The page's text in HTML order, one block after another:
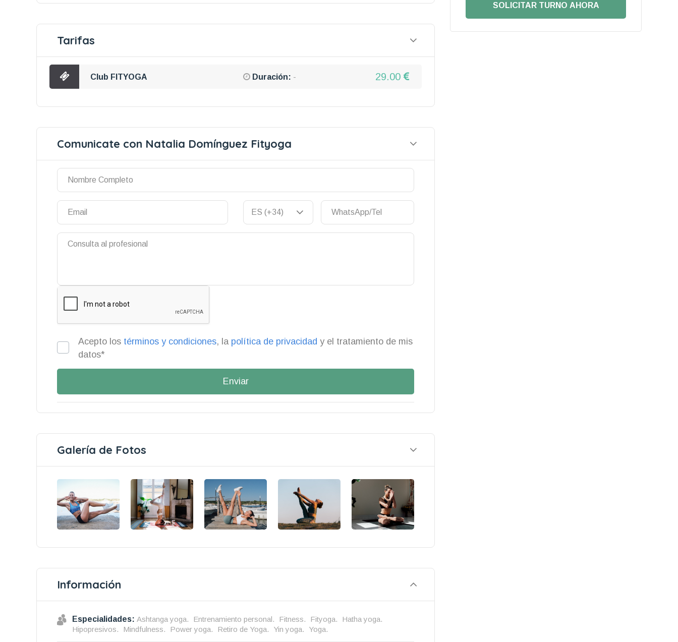
Tarifas
Club FITYOGA Duración: - 29.00
Comunicate con Natalia Domínguez Fityoga
Acepto los términos y condiciones, la política de privacidad y el tratamiento de mis
datos*
Enviar
Galería de Fotos
Información
Especialidades: Ashtanga yoga. Entrenamiento personal. Fitness. Fityoga.
Hatha yoga.
Hipopresivos.
Mindfulness. Power yoga. Retiro de Yoga. Yin yoga. Yoga.